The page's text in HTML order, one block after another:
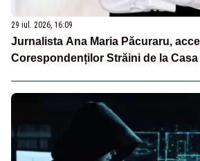
29 iul. 2026, 16:09
Jurnalista Ana Maria Păcuraru,
Corespondenților Străini de la